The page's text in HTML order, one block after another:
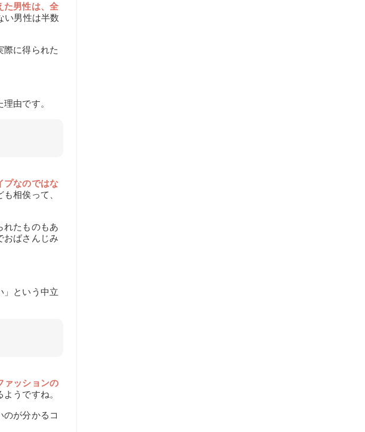
た男性は、全
い男性は半数
際に得られた
由です。
プなのではな
相俟って、
れたものもあ
おばさんじみ
」という中立
ァッションの
うですね。
が分かるコ